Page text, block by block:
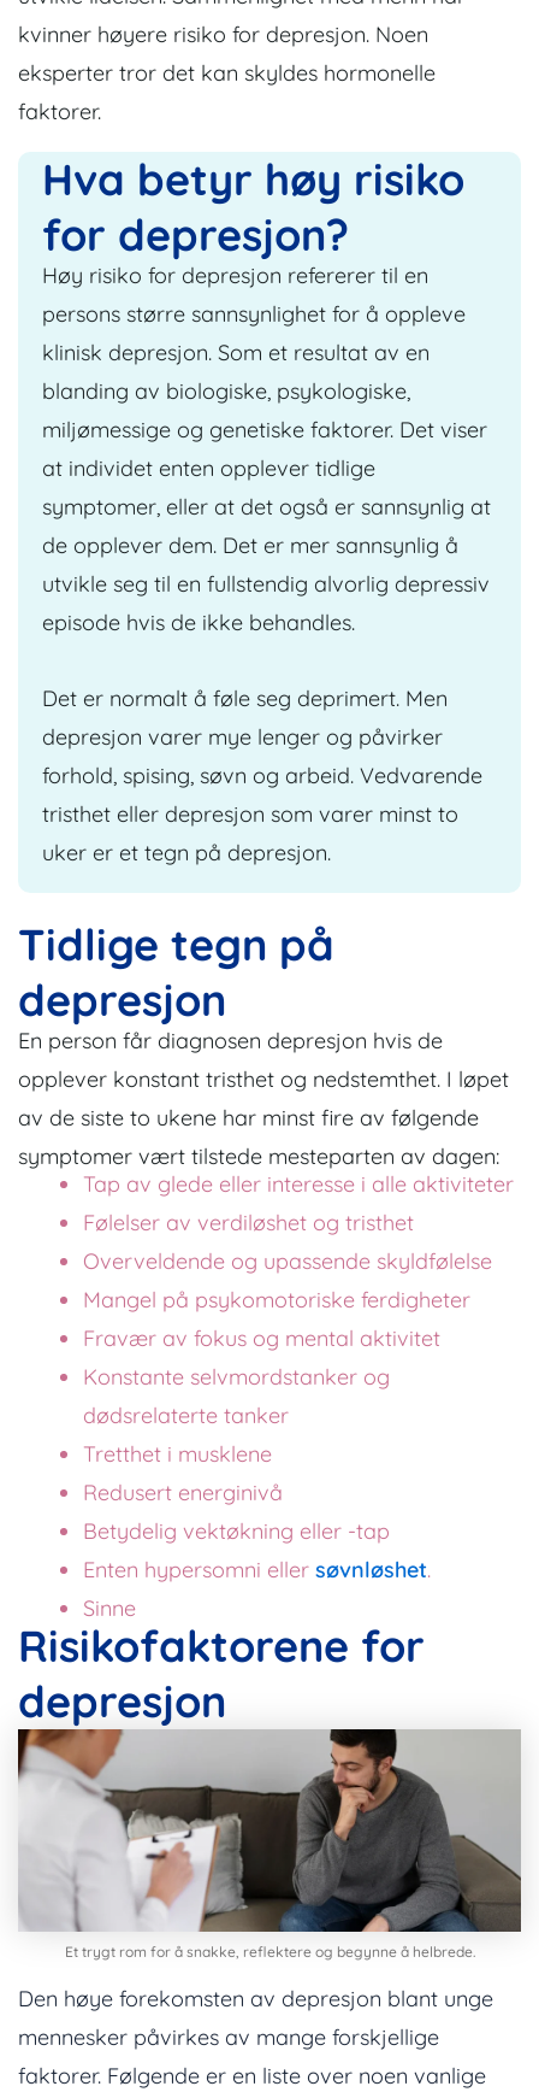
kvinner høyere risiko for depresjon. Noen
eksperter tror det kan skyldes hormonelle
faktorer.
Hva betyr høy risiko
for depresjon?
Høy risiko for depresjon refererer til en
persons større sannsynlighet for å oppleve
klinisk depresjon. Som et resultat av en
blanding av biologiske, psykologiske,
miljømessige og genetiske faktorer. Det viser
at individet enten opplever tidlige
symptomer, eller at det også er sannsynlig at
de opplever dem. Det er mer sannsynlig å
utvikle seg til en fullstendig alvorlig depressiv
episode hvis de ikke behandles.
Det er normalt å føle seg deprimert. Men
depresjon varer mye lenger og påvirker
forhold, spising, søvn og arbeid. Vedvarende
tristhet eller depresjon som varer minst to
uker er et tegn på depresjon.
Tidlige tegn på
depresjon
En person får diagnosen depresjon hvis de
opplever konstant tristhet og nedstemthet. I løpet
av de siste to ukene har minst fire av følgende
symptomer vært tilstede mesteparten av dagen:
Tap av glede eller interesse i alle aktiviteter
Følelser av verdiløshet og tristhet
Overveldende og upassende skyldfølelse
Mangel på psykomotoriske ferdigheter
Fravær av fokus og mental aktivitet
Konstante selvmordstanker og
dødsrelaterte tanker
Tretthet i musklene
Redusert energinivå
Betydelig vektøkning eller -tap
Enten hypersomni eller søvnløshet.
Sinne
Risikofaktorene for
depresjon
Et trygt rom for å snakke, reflektere og begynne å helbrede.
Den høye forekomsten av depresjon blant unge
mennesker påvirkes av mange forskjellige
faktorer. Følgende er en liste over noen vanlige